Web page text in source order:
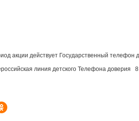
акции действует Государственный телефон
линия детского Телефона доверия